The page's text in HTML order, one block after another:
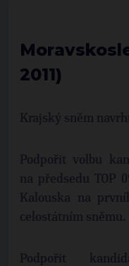
2011)
Krajský sněm
Podpořit volbu
na předsedu TOP
Kalouska na
celostátním sněmu.
Podpořit